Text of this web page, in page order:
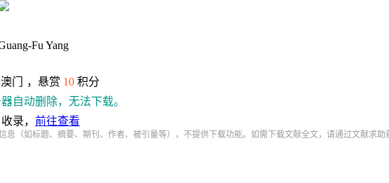
Yang
门 ，悬赏 10 积分
自动删除，无法下载。
收录， 前往查看
（如标题、摘要、期刊、作者、被引量等），不提供下载功能。如需下载文献全文，请通过文献求助